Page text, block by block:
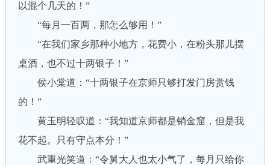
以混个几天的！”
“每月一百两，那怎么够用！”
“在我们家乡那种小地方，花费小，在粉头那儿摆
桌酒，也不过十两银子！”
侯小棠道：“十两银子在京师只够打发门房赏钱
的！”
黄玉明轻叹道：“我知道京师都是销金窟，但是我
花不起。只有守点本分！”
武重光笑道：“令舅大人也太小气了，每月只给你